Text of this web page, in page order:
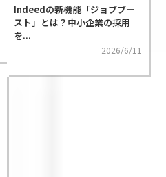
Indeedの新機能「ジョブブー
スト」とは？中小企業の採用
を...
2026/6/11